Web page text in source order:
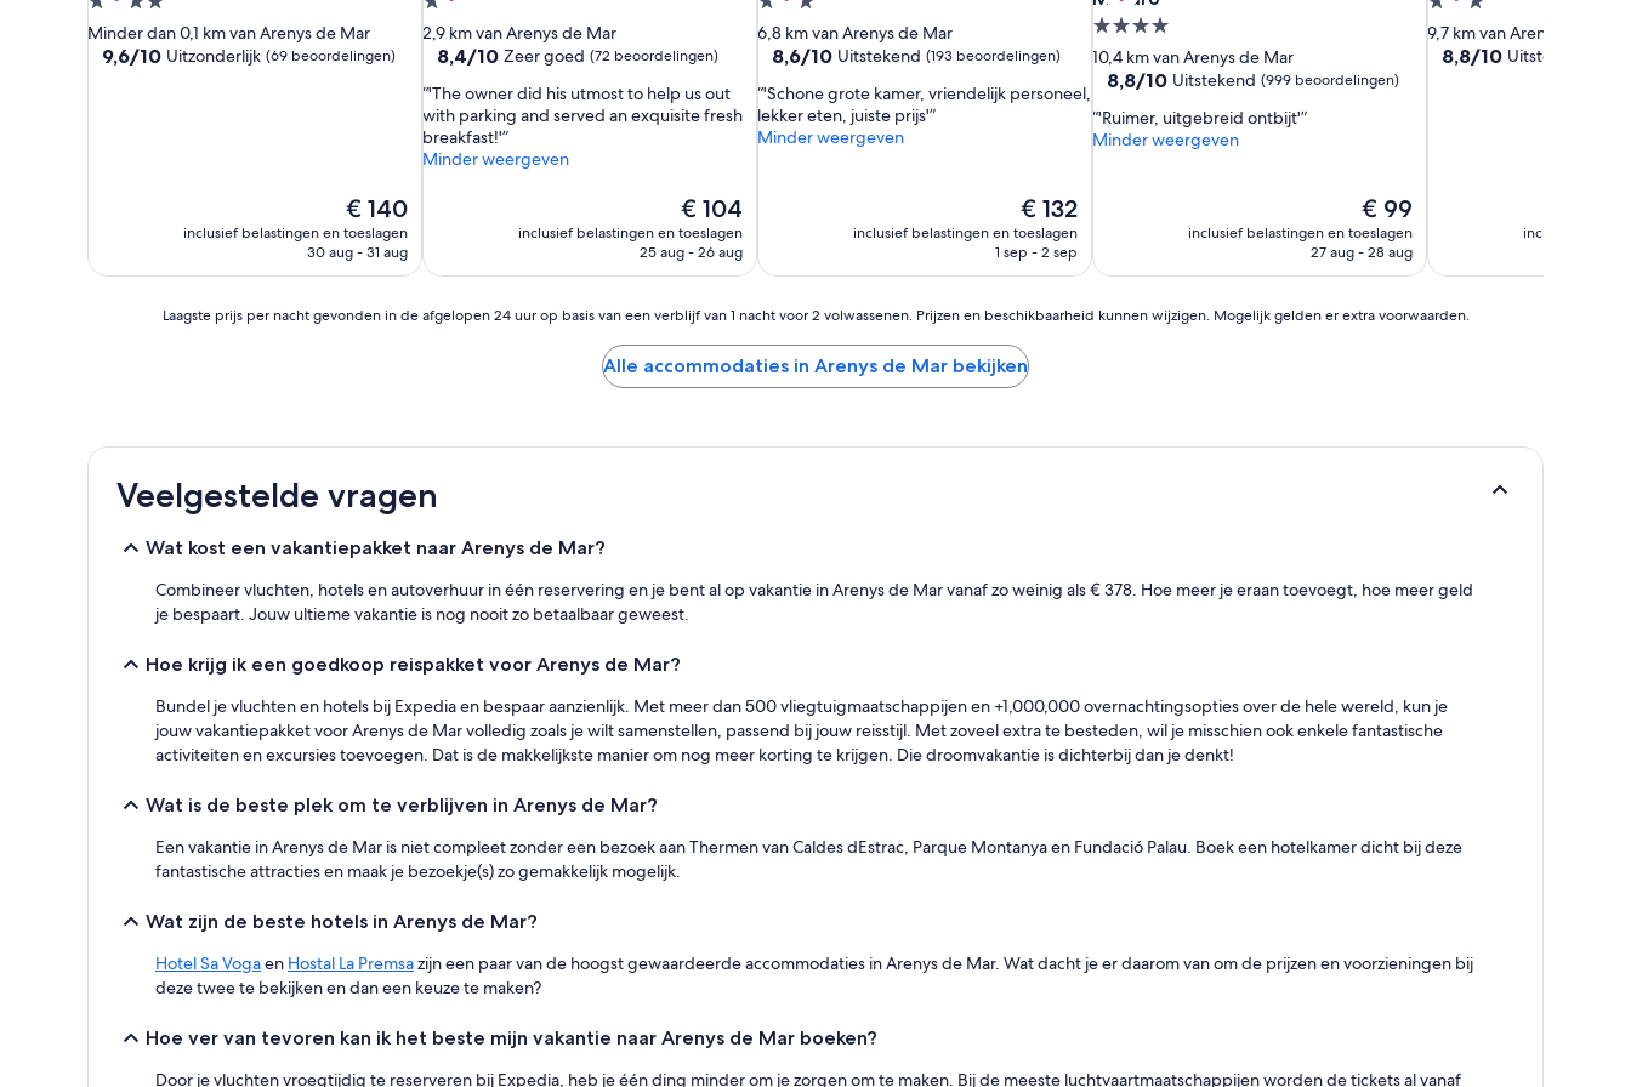
sterrenaccommodatie
Minder dan 0,1 km van Arenys de Mar
9.6
9,6/10 Uitzonderlijk (69 beoordelingen)
De
prijs
is
€ 140
inclusief belastingen en toeslagen
30 aug - 31 aug
sterrenaccommodatie
2,9 km van Arenys de Mar
8.4
10,
Zeer
goed,
(72
8,4/10 Zeer goed (72 beoordelingen)
'The owner did his utmost to help us out
with parking and served an exquisite fresh
breakfast!'
Minder weergeven
De
prijs
is
€ 104
inclusief belastingen en toeslagen
25 aug - 26 aug
sterrenaccommodatie
6,8 km van Arenys de Mar
8.6
10,
Uitstekend,
(193
8,6/10 Uitstekend (193 beoordelingen)
'Schone grote kamer, vriendelijk personeel,
lekker eten, juiste prijs'
Minder weergeven
De
prijs
is
€ 132
inclusief belastingen en toeslagen
1 sep - 2 sep
4.0-
sterrenaccommodatie
10,4 km van Arenys de Mar
8.8
10,
Uitstekend,
8,8/10 Uitstekend (999 beoordelingen)
'Ruimer, uitgebreid ontbijt'
Minder weergeven
De
prijs
is
€ 99
inclusief belastingen en toeslagen
27 aug - 28 aug
sterrenaccommodatie
9,7 km van Arenys de Mar
8.8
8,8/10 Uitstekend
inclusief
de
afgelopen
volwassenen.
beschikbaarheid
voorwaarden.
Laagste prijs per nacht gevonden in de afgelopen 24 uur op basis van een verblijf van 1 nacht voor 2 volwassenen. Prijzen en beschikbaarheid kunnen wijzigen. Mogelijk gelden er extra voorwaarden.
Alle accommodaties in Arenys de Mar bekijken
Veelgestelde vragen
Wat kost een vakantiepakket naar Arenys de Mar?
Combineer vluchten, hotels en autoverhuur in één reservering en je bent al op vakantie in Arenys de Mar vanaf zo weinig als € 378. Hoe meer je eraan toevoegt, hoe meer geld
je bespaart. Jouw ultieme vakantie is nog nooit zo betaalbaar geweest.
Hoe krijg ik een goedkoop reispakket voor Arenys de Mar?
Bundel je vluchten en hotels bij Expedia en bespaar aanzienlijk. Met meer dan 500 vliegtuigmaatschappijen en +1,000,000 overnachtingsopties over de hele wereld, kun je
jouw vakantiepakket voor Arenys de Mar volledig zoals je wilt samenstellen, passend bij jouw reisstijl. Met zoveel extra te besteden, wil je misschien ook enkele fantastische
activiteiten en excursies toevoegen. Dat is de makkelijkste manier om nog meer korting te krijgen. Die droomvakantie is dichterbij dan je denkt!
Wat is de beste plek om te verblijven in Arenys de Mar?
Een vakantie in Arenys de Mar is niet compleet zonder een bezoek aan Thermen van Caldes dEstrac, Parque Montanya en Fundació Palau. Boek een hotelkamer dicht bij deze
fantastische attracties en maak je bezoekje(s) zo gemakkelijk mogelijk.
Wat zijn de beste hotels in Arenys de Mar?
Hotel Sa Vogaen Hostal La Premsazijn een paar van de hoogst gewaardeerde accommodaties in Arenys de Mar. Wat dacht je er daarom van om de prijzen en voorzieningen bij
deze twee te bekijken en dan een keuze te maken?
Hoe ver van tevoren kan ik het beste mijn vakantie naar Arenys de Mar boeken?
Door je vluchten vroegtijdig te reserveren bij Expedia, heb je één ding minder om je zorgen om te maken. Bij de meeste luchtvaartmaatschappijen worden de tickets al vanaf